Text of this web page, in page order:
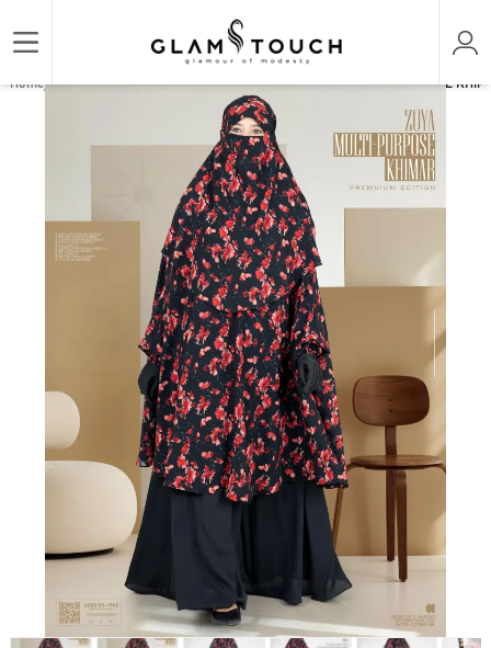
Home/KHIMAR & JILBAB/MULTI PURPOSE KHIMAR/ZOYA MULTI-PURPOSE